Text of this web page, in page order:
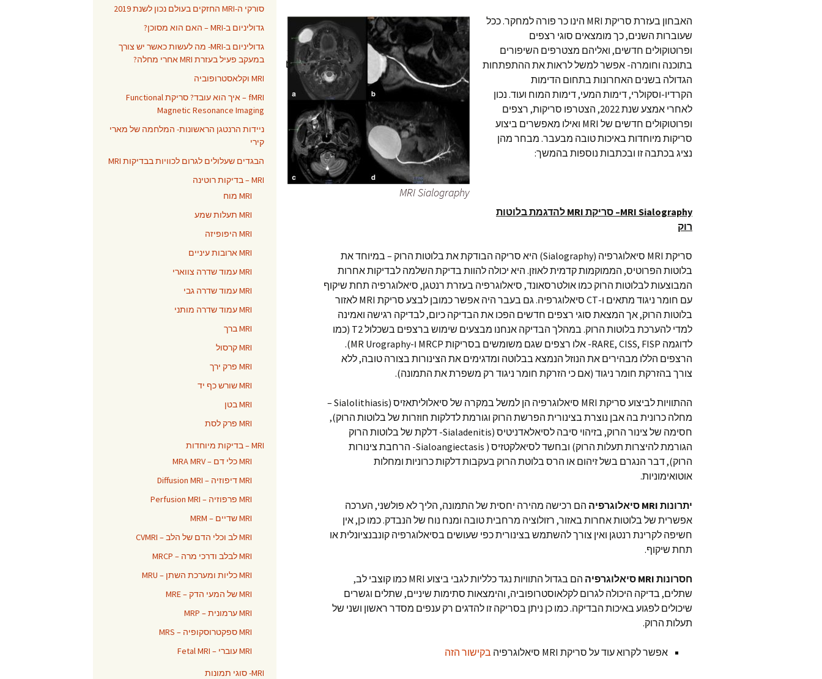
MRI Sialography
האבחון בעזרת סריקת MRI הינו כר פורה למחקר. ככל
שעוברות השנים, כך מומצאים סוגי רצפים
ופרוטוקולים חדשים, ואליהם מצטרפים השיפורים
בתוכנה וחומרה- אפשר למשל לראות את ההתפתחות
הגדולה בשנים האחרונות בתחום הדימות
הקרדיו-וסקולרי, דימות המעי, דימות המוח ועוד. נכון
לאחרי אמצע שנת 2022, הצטרפו סריקות, רצפים
ופרוטוקולים חדשים של MRI ואילו מאפשרים ביצוע
סריקות מיוחדות באיכות טובה מבעבר. מבחר מהן
נציג בכתבה זו ובכתבות נוספות בהמשך:
MRI Sialography– סריקת MRI להדגמת בלוטות
רוק
סריקת MRI סיאלוגרפיה (Sialography) היא סריקה הבודקת את בלוטות הרוק – במיוחד את
בלוטות הפרוטיס, הממוקמות קדמית לאוזן. היא יכולה להוות בדיקת השלמה לבדיקות אחרות
המבוצעות לבלוטות הרוק כמו אולטרסאונד, סיאלוגרפיה בעזרת רנטגן, סיאלוגרפיה תחת שיקוף
עם חומר ניגוד מתאים ו-CT סיאלוגרפיה. גם בעבר היה אפשר כמובן לבצע סריקת MRI לאזור
בלוטות הרוק, אך המצאת סוגי רצפים חדשים הפכו את הבדיקה כיום, לבדיקה רגישה ואמינה
למדי להערכת בלוטות הרוק. במהלך הבדיקה אנחנו מבצעים שימוש ברצפים בשכלול T2 (כמו
לדוגמה RARE, CISS, FISP- אלו רצפים שגם משומשים בסריקות MRCP ו-MR Urography).
הרצפים הללו מבהירים את הנוזל הנמצא בבלוטה ומדגימים את הצינורות בצורה טובה, ללא
צורך בהזרקת חומר ניגוד (אם כי הזרקת חומר ניגוד רק משפרת את התמונה).
ההתוויות לביצוע סריקת MRI סיאלוגרפיה הן למשל במקרה של סיאלוליתאזיס (Sialolithiasis –
מחלה כרונית בה אבן נוצרת בצינורית הפרשת הרוק וגורמת לדלקות חוזרות של בלוטות הרוק),
חסימה של צינור הרוק, בזיהוי סיבה לסיאלאדניטיס (Sialadenitis- דלקת של בלוטות הרוק
הגורמת להיצרות תעלות הרוק) ובחשד לסיאלקטזיס ( Sialoangiectasis- הרחבת צינורות
הרוק), דבר הנגרם בשל זיהום או הרס בלוטת הרוק בעקבות דלקות כרוניות ומחלות
אוטואימוניות.
יתרונות MRI סיאלוגרפיה הם רכישה מהירה יחסית של התמונה, הליך לא פולשני, הערכה
אפשרית של בלוטות אחרות באזור, רזולוציה מרחבית טובה ומנח נוח של הנבדק. כמו כן, אין
חשיפה לקרינת רנטגן ואין צורך להשתמש בצינורית כפי שעושים בסיאלוגרפיה קונבנציונלית או
תחת שיקוף.
חסרונות MRI סיאלוגרפיה
הם בגדול התוויות נגד כלליות לגבי ביצוע MRI כמו קוצבי לב,
שתלים, בדיקה היכולה לגרום לקלאוסטרופוביה, והימצאות סתימות שיניים, שתלים וגשרים
שיכולים לפגוע באיכות הבדיקה. כמו כן ניתן בסריקה זו להדגים רק ענפים מסדר ראשון ושני של
תעלות הרוק.
אפשר לקרוא עוד על סריקת MRI סיאלוגרפיה בקישור הזה
סורקי ה-MRI החזקים בעולם נכון לשנת 2019
גדוליניום ב-MRI – האם הוא מסוכן?
גדוליניום ב-MRI- מה לעשות כאשר יש צורך
במעקב פעיל בעזרת MRI אחרי מחלה?
MRI וקלאסטרופוביה
fMRI – איך הוא עובד? סריקת Functional
Magnetic Resonance Imaging
ניידות הרנטגן הראשונות- המלחמה של מארי
קירי
הבגדים שעלולים לגרום לכוויות בבדיקות MRI
MRI – בדיקות רוטינה
MRI מוח
MRI תעלות שמע
MRI היפופיזה
MRI ארובות עיניים
MRI עמוד שדרה צווארי
MRI עמוד שדרה גבי
MRI עמוד שדרה מותני
MRI ברך
MRI קרסול
MRI פרק ירך
MRI שורש כף יד
MRI בטן
MRI פרק לסת
MRI – בדיקות מיוחדות
MRI כלי דם – MRA MRV
MRI דיפוזיה – Diffusion MRI
MRI פרפוזיה – Perfusion MRI
MRI שדיים – MRM
MRI לב וכלי הדם של הלב – CVMRI
MRI לבלב ודרכי מרה – MRCP
MRI כליות ומערכת השתן – MRU
MRI של המעי הדק – MRE
MRI ערמונית – MRP
MRI ספקטרוסקופיה – MRS
MRI עוברי – Fetal MRI
MRI- סוגי תמונות